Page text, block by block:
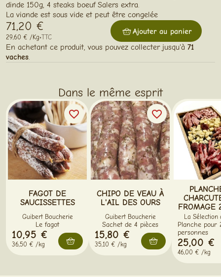
dinde 150g, 4 steaks boeuf Salers extra.
La viande est sous vide et peut être congelée
71,20 €
29,60 € /Kg•TTC
Ajouter au panier
En achetant ce produit, vous pouvez collecter jusqu'à 71
vaches.
Dans le même esprit
FAGOT DE
SAUCISSETTES
Guibert Boucherie
Le fagot
10,95 €
36,50 € /kg
favorite_border
CHIPO DE VEAU À
L'AIL DES OURS
Guibert Boucherie
Sachet de 4 pièces
15,80 €
35,10 € /kg
favorite_border
FROMAGE
La Sélection
Planche pour
personnes
25,00 €
46,00 € /kg